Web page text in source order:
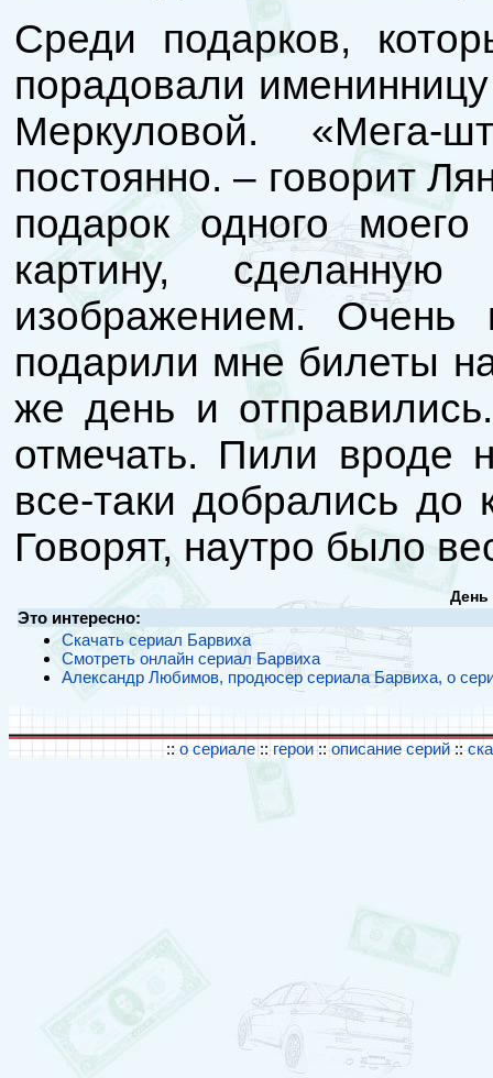
Среди подарков,
порадовали
Меркуловой.
постоянно. – говорит
подарок одного
картину,
изображением. Очень
подарили мне билеты
же день и
отмечать. Пили вроде
все-таки добрались до
Говорят, наутро было
День
Это интересно:
Скачать сериал Барвиха
Смотреть онлайн сериал Барвиха
Александр Любимов, продюсер сериала Барвиха, о
:: о сериале:: герои::описание серий::